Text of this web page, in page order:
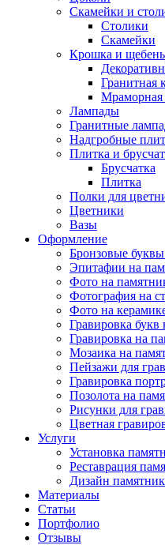
Скамейки и
Столики
Скамейки
Крошка и щебень
Гранитная
Мраморная
Лампады
Гранитные
Надгробные
Плитка и
Брусчатка
Плитка
Полки для
Цветники
Вазы
Оформление
Бронзовые
Эпитафии на
Фото на
Фотография на
Фото на
Гравировка букв
Гравировка на
Мозаика на
Пейзажи для
Гравировка
Позолота на
Рисунки для
Цветная
Услуги
Установка
Реставрация
Дизайн
Материалы
Статьи
Портфолио
Отзывы